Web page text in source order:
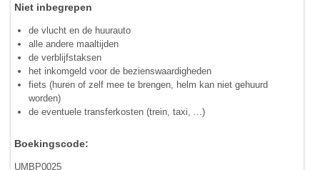
Niet inbegrepen
de vlucht en de huurauto
alle andere maaltijden
de verblijfstaksen
het inkomgeld voor de bezienswaardigheden
fiets (huren of zelf mee te brengen, helm kan niet gehuurd
worden)
de eventuele transferkosten (trein, taxi, ...)
Boekingscode:
UMBP0025